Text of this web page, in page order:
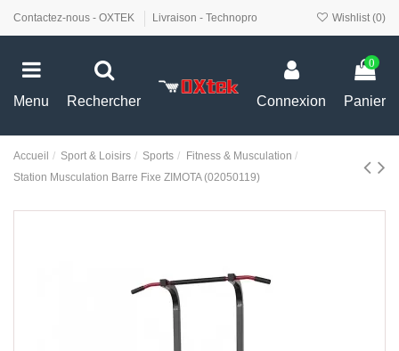
Contactez-nous - OXTEK Livraison - Technopro Wishlist (0)
Menu Rechercher Connexion
0
Panier
Accueil Sport & Loisirs Sports
Fitness & Musculation
Station Musculation Barre Fixe ZIMOTA (02050119)